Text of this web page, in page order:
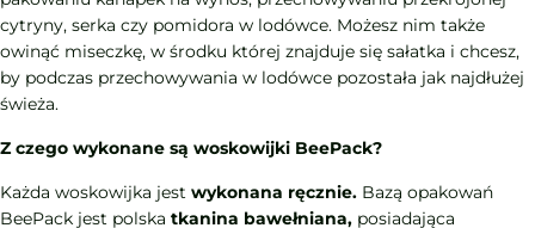
cytryny, serka czy pomidora w lodówce. Możesz nim także
owinąć miseczkę, w środku której znajduje się sałatka i chcesz,
by podczas przechowywania w lodówce pozostała jak najdłużej
świeża.
Z czego wykonane są woskowijki BeePack?
Każda woskowijka jest wykonana ręcznie. Bazą opakowań
BeePack jest polska tkanina bawełniana, posiadająca